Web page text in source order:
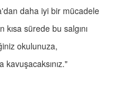
daha iyi bir mücadele
sürede bu salgını
okulunuza,
kavuşacaksınız."